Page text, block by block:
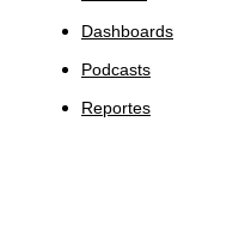
Dashboards
Podcasts
Reportes